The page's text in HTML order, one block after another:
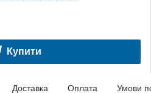
Купити
Доставка Оплата Умови